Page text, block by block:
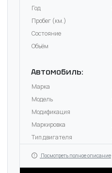
Год
Пробег (км.)
Состояние
Объём
Автомобиль:
Марка
Модель
Модификация
Маркировка
Тип двигателя
Посмотреть полное описание